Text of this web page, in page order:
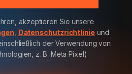
akzeptieren Sie unsere
Datenschutzrichtlinie und
der Verwendung von
z. B. Meta Pixel)